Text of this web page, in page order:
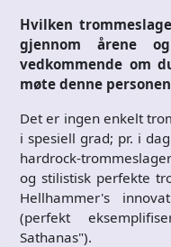
Hvilken
gjennom årene
vedkommende om
møte denne
Det er ingen enkelt
i spesiell grad; pr. i
hardrock-
og stilistisk perfekte
Hellhammer's
(perfekt
Sathanas").